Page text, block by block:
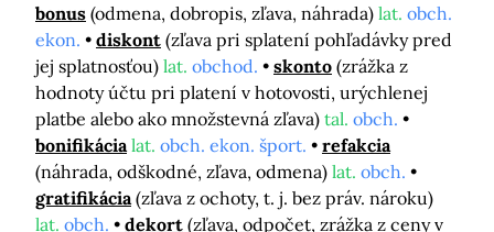
bonus (odmena, dobropis, zľava, náhrada) lat. obch.
ekon.
diskont (zľava pri splatení pohľadávky pred
jej splatnosťou) lat. obchod. skonto (zrážka z
hodnoty účtu pri platení v hotovosti, urýchlenej
platbe alebo ako množstevná zľava) tal. obch.
bonifikácia lat. obch. ekon. šport.
refakcia
(náhrada, odškodné, zľava, odmena) lat. obch.
gratifikácia (zľava z ochoty, t. j. bez práv. nároku)
lat. obch. dekort (zľava, odpočet, zrážka z ceny v